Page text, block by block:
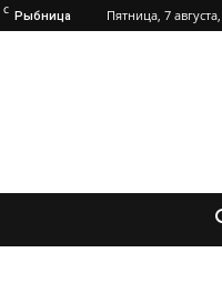
C Рыбница Пятница, 7